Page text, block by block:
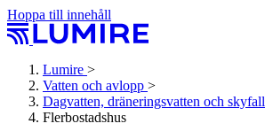
Hoppa till innehåll
Lumire >
Vatten och avlopp >
Dagvatten, dräneringsvatten och skyfall
Flerbostadshus